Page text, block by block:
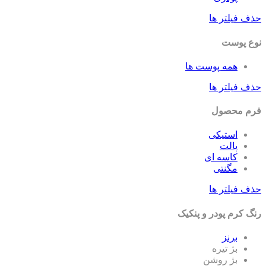
فیلتر ها
پوست
همه پوست ها
فیلتر ها
محصول
استیکی
پالت
کاسه ای
مگنتی
فیلتر ها
کرم پودر و پنکیک
برنز
بژ تیره
بژ روشن